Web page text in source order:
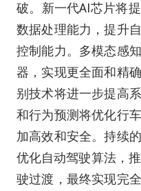
破。新一代AI芯片将
数据处理能力，提升
控制能力。多模态感
器，实现更全面和精
别技术将进一步提高
和行为预测将优化行
加高效和安全。持续
优化自动驾驶算法，
驶过渡，最终实现完